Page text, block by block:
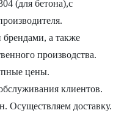
(для бетона),с
а также
производства.
цены.
клиентов.
Осуществляем доставку.